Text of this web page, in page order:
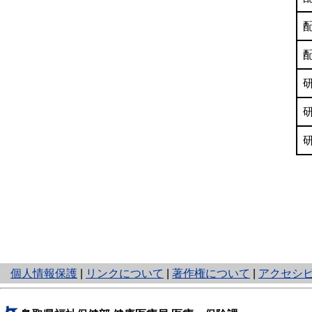
個人情報保護
と
り
リンクについて 著作権について アクセシ